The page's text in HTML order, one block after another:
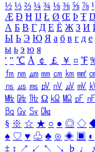
½ ⅓ ⅔ ¼ ¾ ⅛ ⅜ ⅝ ⅞ ¹
Æ Ð Ħ Ĳ Ł Ø Œ Þ Ŧ Ŋ
А Б В Г Д Е Ё Ж З И
Ы Ь Э Ю Я а б в г д е
ы ь э ю я
′ ″ ℃ Å ￠ ￡ ￥ ¤ ℉
㎙ ㎚ ㎛ ㎜ ㎝ ㎞ ㎟
㎱ ㎲ ㎳ ㎴ ㎵ ㎶ ㎷
㎒ ㎓ ㎔ Ω ㏀ ㏁ ㎊ ㎋
㏃ ㏉ ㏜ ㏆
§ ※ ☆ ★ ○ ● ◎ ◇
♠ ♡ ♥ ♧ ♣ ⊙ ◈ ▣ ◐
‡ ↕ ↗ ↙ ↖ ↘ ♭ ♩ ♪